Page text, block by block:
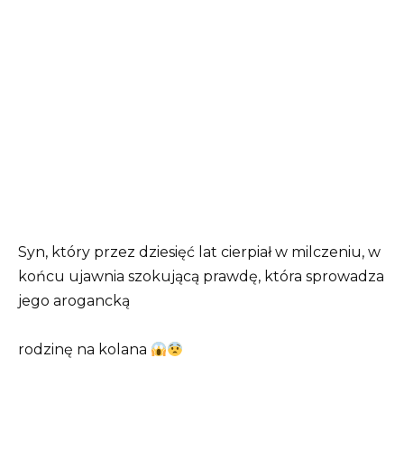
Syn, który przez dziesięć lat cierpiał w milczeniu, w
końcu ujawnia szokującą prawdę, która sprowadza
jego arogancką
rodzinę na kolana